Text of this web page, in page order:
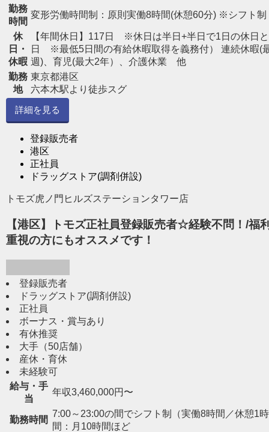
勤務
時間
変形労働時間制：原則実働8時間(休憩60分) ※シフト制
休
日・
休暇
【年間休日】117日 ※休日は半日+半日で1日の休日
日 ※最低5日間の有給休暇取得を義務付） 連続休暇(
週)、育児(最大2年）、介護休業 他
勤務
地
東京都港区
六本木駅より徒歩スグ
詳細を見る
登録販売者
港区
正社員
ドラッグストア(調剤併設)
トモズ虎ノ門ヒルズステーションタワー店
【港区】トモズ正社員登録販売者☆経験不問！/
重視の方にもオススメです！
登録販売者
ドラッグストア(調剤併設)
正社員
ボーナス・賞与あり
有休推奨
大手（50店舗）
産休・育休
未経験可
給与・手
当
年収3,460,000円〜
勤務時間
7:00～23:00の間でシフト制（実働8時間／休憩
間：月10時間ほど